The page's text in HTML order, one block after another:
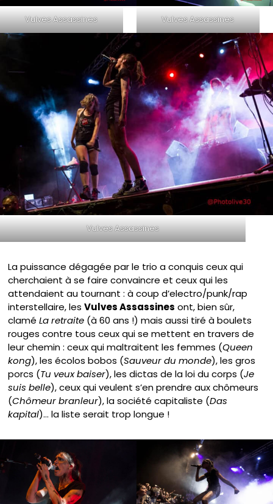
Vulves Assassines Vulves Assassines
Vulves Assassines
La puissance dégagée par le trio a conquis ceux qui
cherchaient à se faire convaincre et ceux qui les
attendaient au tournant : à coup d’electro/punk/rap
interstellaire, lesVulves Assassines ont, bien sûr,
claméLa retraite (à 60 ans !) mais aussi tiré à boulets
rouges contre tous ceux qui se mettent en travers de
leur chemin : ceux qui maltraitent les femmes (Queen
kong), les écolos bobos (Sauveur du monde), les gros
porcs (Tu veux baiser), les dictas de la loi du corps (Je
suis belle), ceux qui veulent s’en prendre aux chômeurs
(Chômeur branleur), la société capitaliste (Das
kapital)… la liste serait trop longue !